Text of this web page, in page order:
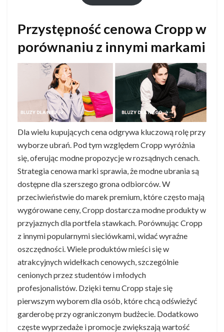
Przystępność cenowa Cropp w
porównaniu z innymi markami
Dla wielu kupujących cena odgrywa kluczową rolę przy
wyborze ubrań. Pod tym względem Cropp wyróżnia
się, oferując modne propozycje w rozsądnych cenach.
Strategia cenowa marki sprawia, że modne ubrania są
dostępne dla szerszego grona odbiorców. W
przeciwieństwie do marek premium, które często mają
wygórowane ceny, Cropp dostarcza modne produkty w
przyjaznych dla portfela stawkach. Porównując Cropp
z innymi popularnymi sieciówkami, widać wyraźne
oszczędności. Wiele produktów mieści się w
atrakcyjnych widełkach cenowych, szczególnie
cenionych przez studentów i młodych
profesjonalistów. Dzięki temu Cropp staje się
pierwszym wyborem dla osób, które chcą odświeżyć
garderobę przy ograniczonym budżecie. Dodatkowo
częste wyprzedaże i promocje zwiększają wartość